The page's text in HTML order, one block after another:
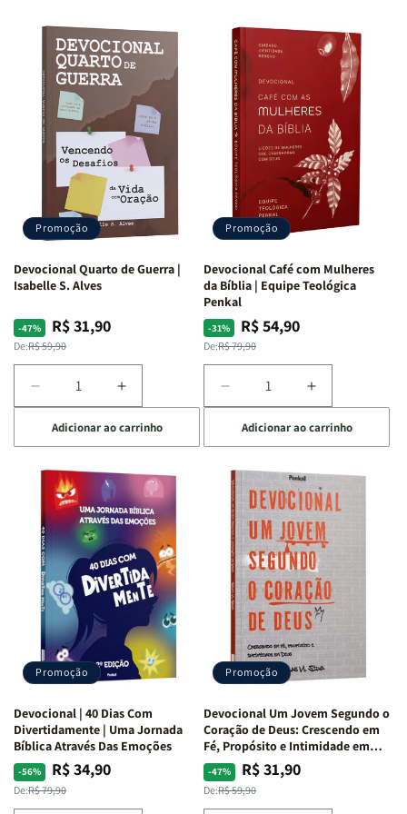
Promoção
Devocional Quarto de Guerra |
Isabelle S. Alves
-47%
Preço
normal
De:R$ 59,90
Preço
promocional
R$ 31,90
Diminuir
a
quantidade
de
Devocional
Quarto
de
Guerra
Isabelle
S.
Alves
Aumentar
a
quantidade
de
Devocional
Quarto
de
Guerra
|
Isabelle
S.
Alves
Adicionar ao carrinho
Promoção
Devocional Café com Mulheres
da Bíblia | Equipe Teológica
Penkal
-31%
Preço
normal
De:R$ 79,90
Preço
promocional
R$ 54,90
Diminuir
a
quantidade
de
Devocional
Café
com
Mulheres
da
Bíblia
Equipe
Teológica
Penkal
Aumentar
a
quantidade
de
Devocional
Café
com
Mulheres
da
Bíblia
|
Equipe
Teológica
Penkal
Adicionar ao carrinho
Promoção
Devocional | 40 Dias Com
Divertidamente | Uma Jornada
Bíblica Através Das Emoções
-56%
Preço
normal
De:R$ 79,90
Preço
promocional
R$ 34,90
Promoção
Devocional Um Jovem Segundo o
Coração de Deus: Crescendo em
Fé, Propósito e Intimidade em
Deus
-47%
Preço
normal
De:R$ 59,90
Preço
promocional
R$ 31,90